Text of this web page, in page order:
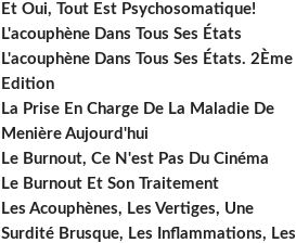
Et Oui, Tout Est Psychosomatique!
L'acouphène Dans Tous Ses États
L'acouphène Dans Tous Ses États. 2Ème
Edition
La Prise En Charge De La Maladie De
Menière Aujourd'hui
Le Burnout, Ce N'est Pas Du Cinéma
Le Burnout Et Son Traitement
Les Acouphènes, Les Vertiges, Une
Surdité Brusque, Les Inflammations, Les